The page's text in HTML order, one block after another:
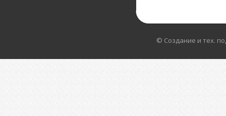
© Создание и тех.